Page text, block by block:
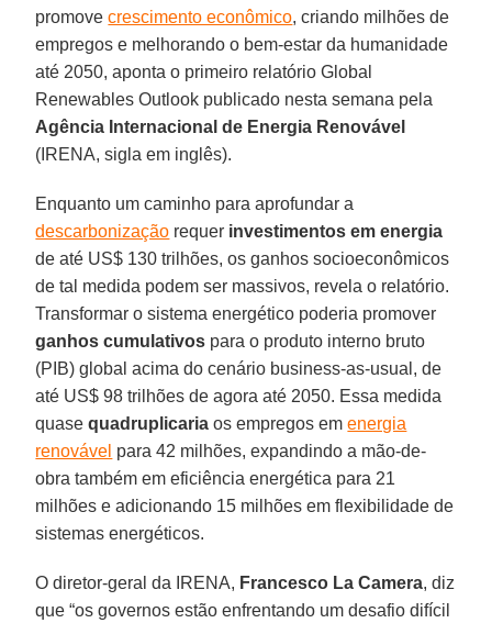
promovecrescimento econômico, criando milhões de
empregos e melhorando o bem-estar da humanidade
até 2050, aponta o primeiro relatório Global
Renewables Outlook publicado nesta semana pela
Agência Internacional de Energia Renovável
(IRENA, sigla em inglês).
Enquanto um caminho para aprofundar a
descarbonização requer investimentos em energia
de até US$ 130 trilhões, os ganhos socioeconômicos
de tal medida podem ser massivos, revela o relatório.
Transformar o sistema energético poderia promover
ganhos cumulativos para o produto interno bruto
(PIB) global acima do cenário business-as-usual, de
até US$ 98 trilhões de agora até 2050. Essa medida
quasequadruplicaria os empregos emenergia
renovável para 42 milhões, expandindo a mão-de-
obra também em eficiência energética para 21
milhões e adicionando 15 milhões em flexibilidade de
sistemas energéticos.
O diretor-geral da IRENA, Francesco La Camera, diz
que “os governos estão enfrentando um desafio difícil